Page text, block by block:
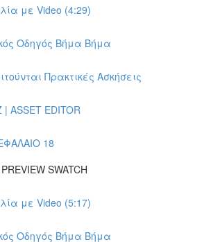
με Video (4:29)
Οδηγός Βήμα Βήμα
Πρακτικές Ασκήσεις
| ASSET EDITOR
18
SWATCH
με Video (5:17)
Οδηγός Βήμα Βήμα